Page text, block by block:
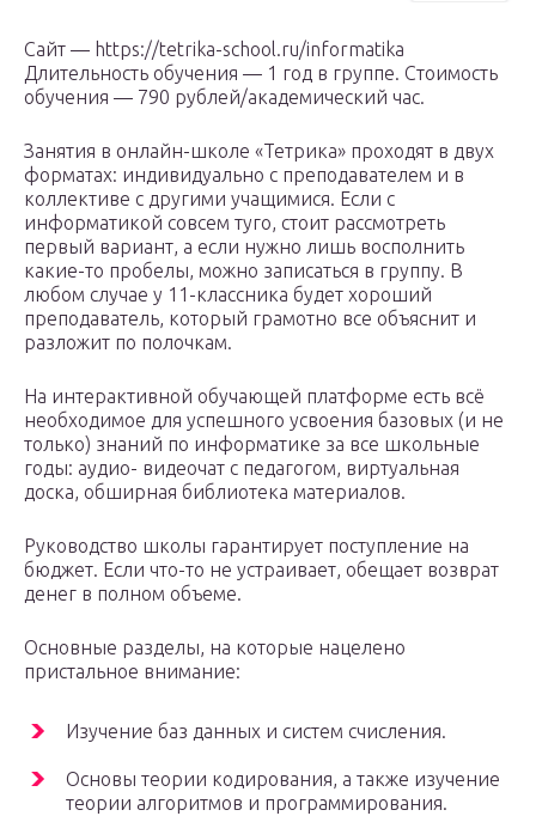
Сайт — https://tetrika-school.ru/informatika
Длительность обучения — 1 год в группе. Стоимость
обучения — 790 рублей/академический час.
Занятия в онлайн-школе «Тетрика» проходят в двух
форматах: индивидуально с преподавателем и в
коллективе с другими учащимися. Если с
информатикой совсем туго, стоит рассмотреть
первый вариант, а если нужно лишь восполнить
какие-то пробелы, можно записаться в группу. В
любом случае у 11-классника будет хороший
преподаватель, который грамотно все объяснит и
разложит по полочкам.
На интерактивной обучающей платформе есть всё
необходимое для успешного усвоения базовых (и не
только) знаний по информатике за все школьные
годы: аудио- видеочат с педагогом, виртуальная
доска, обширная библиотека материалов.
Руководство школы гарантирует поступление на
бюджет. Если что-то не устраивает, обещает возврат
денег в полном объеме.
Основные разделы, на которые нацелено
пристальное внимание:
Изучение баз данных и систем счисления.
Основы теории кодирования, а также изучение
теории алгоритмов и программирования.